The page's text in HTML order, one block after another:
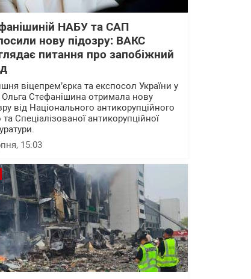
НАБУ та САП
нову підозру: ВАКС
питання про запобіжний
віцепрем’єрка та експосол України у
Стефанішина отримала нову
від Національного антикорупційного
Спеціалізованої антикорупційної
15:03